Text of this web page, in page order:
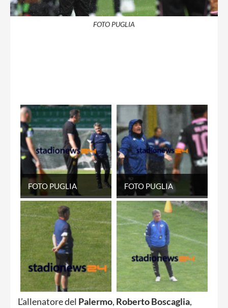
FOTO PUGLIA
FOTO PUGLIA FOTO PUGLIA
L’allenatore del Palermo, RobertoBoscaglia,